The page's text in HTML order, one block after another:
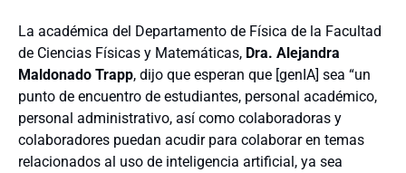
La académica del Departamento de Física de la Facultad
de Ciencias Físicas y Matemáticas, Dra. Alejandra
Maldonado Trapp, dijo que esperan que [genIA] sea “un
punto de encuentro de estudiantes, personal académico,
personal administrativo, así como colaboradoras y
colaboradores puedan acudir para colaborar en temas
relacionados al uso de inteligencia artificial, ya sea